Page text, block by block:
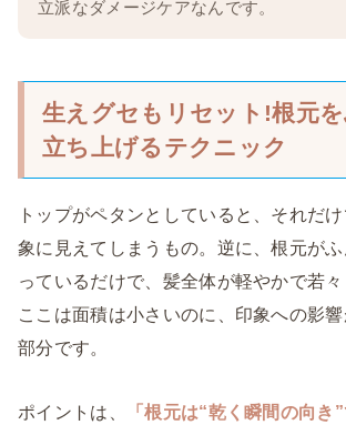
立派なダメージケアなんです。
生えグセもリセット!根元
立ち上げるテクニック
トップがペタンとしていると、それだ
象に見えてしまうもの。逆に、根元が
っているだけで、髪全体が軽やかで若々
ここは面積は小さいのに、印象への影
部分です。
ポイントは、
「根元は“乾く瞬間の向き